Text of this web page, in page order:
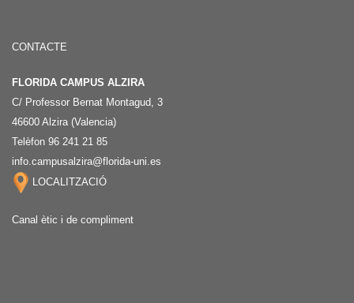
CONTACTE
FLORIDA CAMPUS ALZIRA
C/ Professor Bernat Montagud, 3
46600 Alzira (Valencia)
Telèfon 96 241 21 85
info.campusalzira@florida-uni.es
LOCALITZACIÓ
Canal ètic i de compliment